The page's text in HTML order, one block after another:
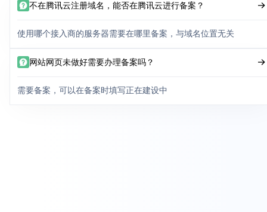
不在腾讯云注册域名，能否在腾讯云进行备案？
使用哪个接入商的服务器需要在哪里备案，与域名位置无关
网站网页未做好需要办理备案吗？
需要备案，可以在备案时填写正在建设中